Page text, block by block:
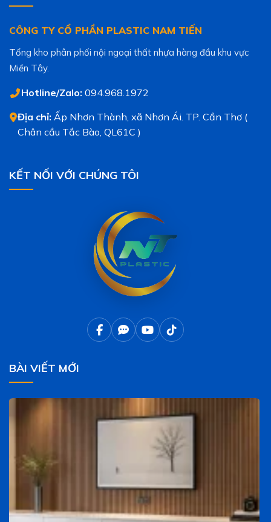
CÔNG TY CỔ PHẦN PLASTIC NAM TIẾN
Tổng kho phân phối nội ngoại thất nhựa hàng đầu khu vực
Miền Tây.
Hotline/Zalo: 094.968.1972
Địa chỉ: Ấp Nhơn Thành, xã Nhơn Ái. TP. Cần Thơ (
Chân cầu Tắc Bào, QL61C )
KẾT NỐI VỚI CHÚNG TÔI
BÀI VIẾT MỚI